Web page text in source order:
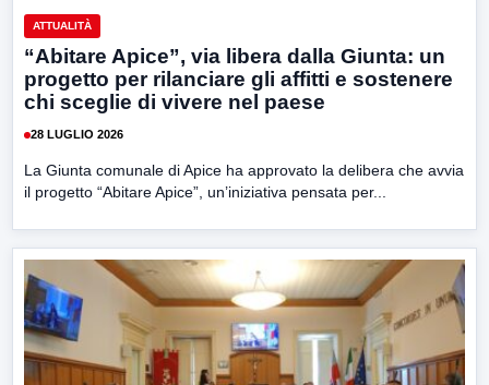
ATTUALITÀ
“Abitare Apice”, via libera dalla Giunta: un
progetto per rilanciare gli affitti e sostenere
chi sceglie di vivere nel paese
28 LUGLIO 2026
La Giunta comunale di Apice ha approvato la delibera che avvia
il progetto “Abitare Apice”, un’iniziativa pensata per...